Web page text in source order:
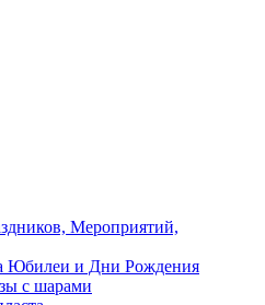
Мероприятий,
Юбилеи и Дни Рождения
с шарами